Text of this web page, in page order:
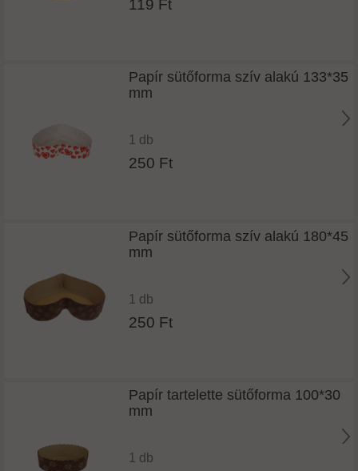
119 Ft
Papír sütőforma szív alakú 133*35
mm
1 db
250 Ft
Papír sütőforma szív alakú 180*45
mm
1 db
250 Ft
Papír tartelette sütőforma 100*30
mm
1 db